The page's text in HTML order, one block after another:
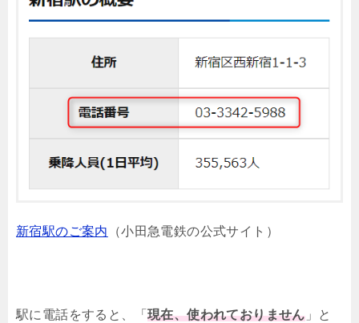
新宿駅のご案内 （小田急電鉄の公式サイト）
駅に電話をすると、「 現在、使われておりません」と